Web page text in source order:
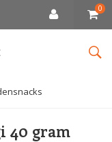
0
40 gram